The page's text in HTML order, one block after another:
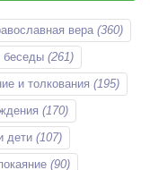
вера (360)
беседы (261)
и толкования (195)
(170)
дети (107)
(90)